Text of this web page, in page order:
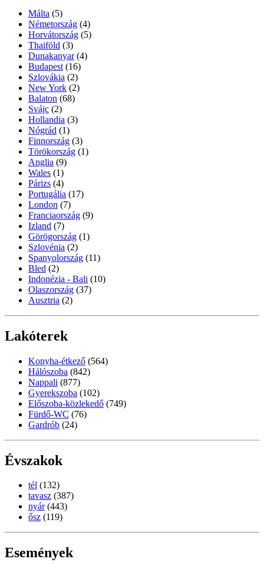
Málta (5)
Németország (4)
Horvátország (5)
Thaiföld (3)
Dunakanyar (4)
Budapest (16)
Szlovákia (2)
New York (2)
Balaton (68)
Svájc (2)
Hollandia (3)
Nógrád (1)
Finnország (3)
Törökország (1)
Anglia (9)
Wales (1)
Párizs (4)
Portugália (17)
London (7)
Franciaország (9)
Izland (7)
Görögország (1)
Szlovénia (2)
Spanyolország (11)
Bled (2)
Indonézia - Bali (10)
Olaszország (37)
Ausztria (2)
Lakóterek
Konyha-étkező (564)
Hálószoba (842)
Nappali (877)
Gyerekszoba (102)
Előszoba-közlekedő (749)
Fürdő-WC (76)
Gardrób (24)
Évszakok
tél (132)
tavasz (387)
nyár (443)
ősz (119)
Események